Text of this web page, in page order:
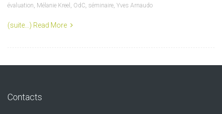
évaluation, Mélanie Kreel , OdC, séminaire, Yves Arnaudo
(suite…) Read More
Contacts